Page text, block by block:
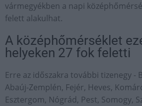
vármegyékben a napi
felett alakulhat.
A középhőmérséklet
helyeken 27 fok feletti
Erre az időszakra további tizenegy -
Abaúj-Zemplén, Fejér, Heves,
Esztergom, Nógrád, Pest, Somogy,